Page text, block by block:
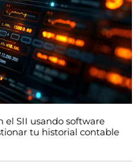
el SII usando software
tu historial contable